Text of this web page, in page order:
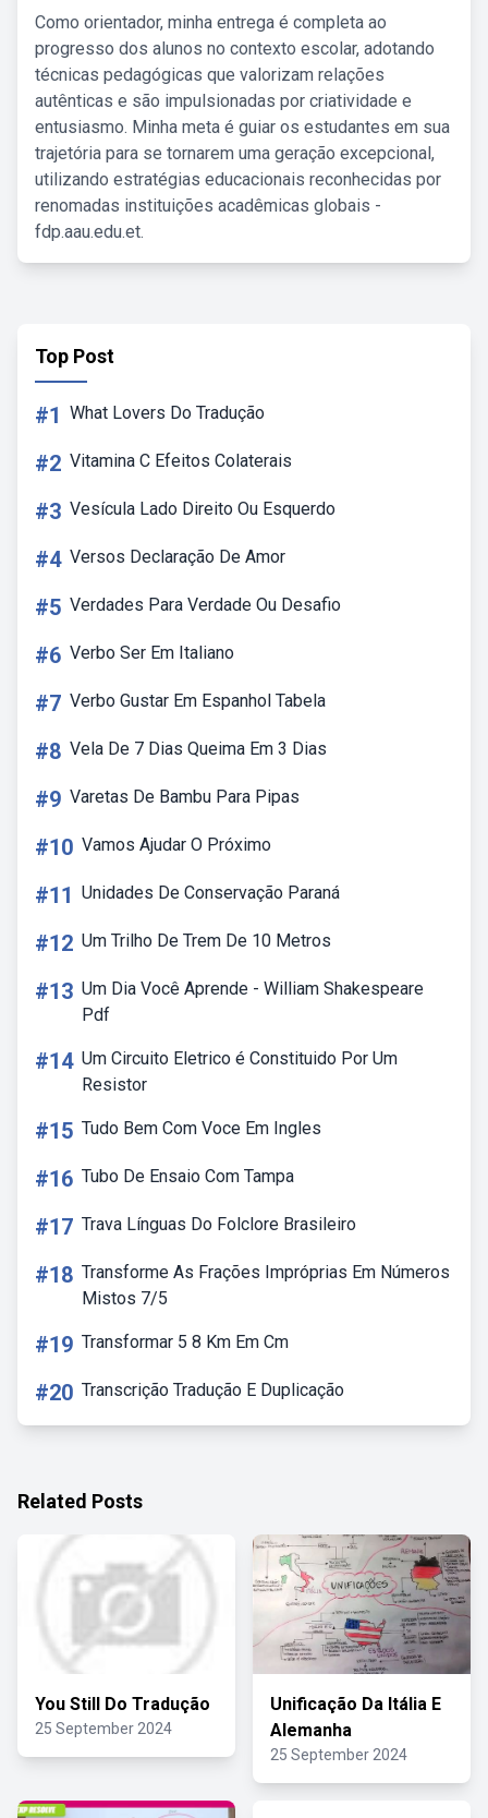
Como orientador, minha entrega é completa ao
progresso dos alunos no contexto escolar, adotando
técnicas pedagógicas que valorizam relações
autênticas e são impulsionadas por criatividade e
entusiasmo. Minha meta é guiar os estudantes em sua
trajetória para se tornarem uma geração excepcional,
utilizando estratégias educacionais reconhecidas por
renomadas instituições acadêmicas globais -
fdp.aau.edu.et.
Top Post
#1 What Lovers Do Tradução
#2 Vitamina C Efeitos Colaterais
#3 Vesícula Lado Direito Ou Esquerdo
#4 Versos Declaração De Amor
#5 Verdades Para Verdade Ou Desafio
#6 Verbo Ser Em Italiano
#7 Verbo Gustar Em Espanhol Tabela
#8 Vela De 7 Dias Queima Em 3 Dias
#9 Varetas De Bambu Para Pipas
#10 Vamos Ajudar O Próximo
#11 Unidades De Conservação Paraná
#12 Um Trilho De Trem De 10 Metros
#13 Um Dia Você Aprende - William Shakespeare
Pdf
#14 Um Circuito Eletrico é Constituido Por Um
Resistor
#15 Tudo Bem Com Voce Em Ingles
#16 Tubo De Ensaio Com Tampa
#17 Trava Línguas Do Folclore Brasileiro
#18 Transforme As Frações Impróprias Em Números
Mistos 7/5
#19 Transformar 5 8 Km Em Cm
#20 Transcrição Tradução E Duplicação
Related Posts
You Still Do Tradução
25 September 2024
Unificação Da Itália E
Alemanha
25 September 2024